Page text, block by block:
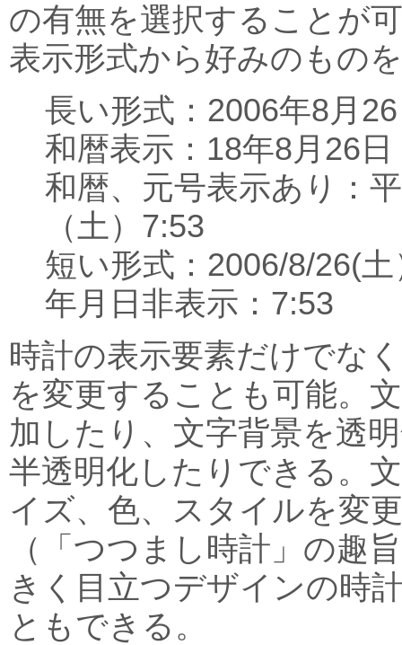
の有無を選択することが
表示形式から好みのもの
長い形式：2006年8月
和暦表示：18年8月26
和暦、元号表示あり：
（土）7:53
短い形式：2006/8/26(
年月日非表示：7:53
時計の表示要素だけでな
を変更することも可能。
加したり、文字背景を透
半透明化したりできる。
イズ、色、スタイルを変
（「つつまし時計」の趣
きく目立つデザインの時
ともできる。